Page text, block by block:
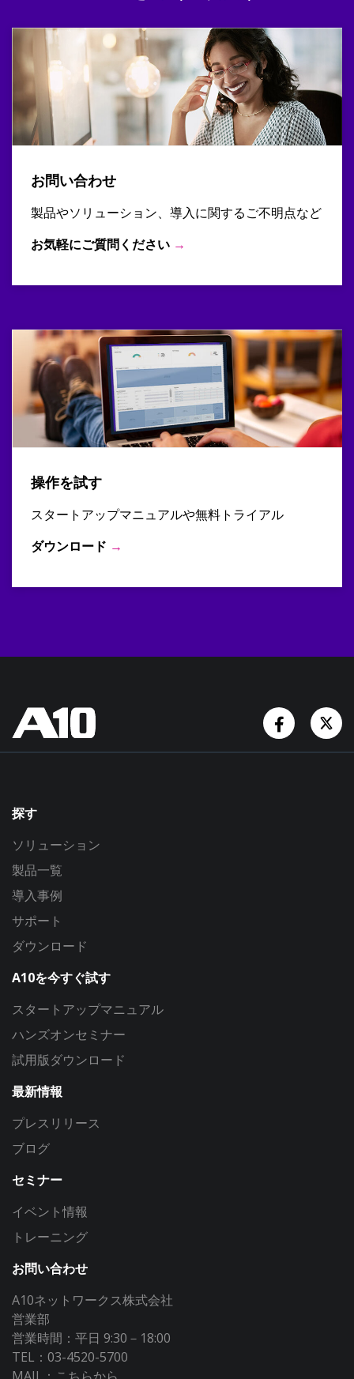
お問い合わせ
製品やソリューション、導入に関するご不明点など
お気軽にご質問ください →
操作を試す
スタートアップマニュアルや無料トライアル
ダウンロード →
探す
ソリューション
製品一覧
導入事例
サポート
ダウンロード
A10を今すぐ試す
スタートアップマニュアル
ハンズオンセミナー
試用版ダウンロード
最新情報
プレスリリース
ブログ
セミナー
イベント情報
トレーニング
お問い合わせ
A10ネットワークス株式会社
営業部
営業時間：平日 9:30－18:00
TEL：03-4520-5700